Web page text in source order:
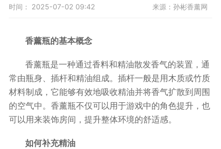
时间： 2025-07-02 09:42 来源：孙彬香薰网
香薰瓶的基本概念
香薰瓶是一种通过香料和精油散发香气的装置，通
常由瓶身、插杆和精油组成。插杆一般是用木质或竹质
材料制成，它能够有效地吸收精油并将香气扩散到周围
的空气中。香薰瓶不仅可以用于游戏中的角色提升，也
可以用来装饰房间，提升整体环境的舒适感。
如何补充精油